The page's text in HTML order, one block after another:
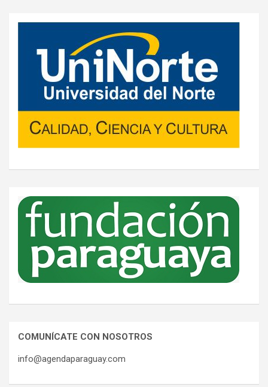
COMUNÍCATE CON NOSOTROS
info@agendaparaguay.com